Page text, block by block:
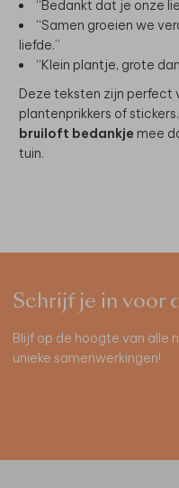
“Bedankt dat je onze
“Samen groeien we
liefde.”
“Klein plantje, grote
Deze teksten zijn perfect
plantenprikkers of
bruiloft bedankje mee
tuin.
Schrijf je in voor
Blijf op de hoogte van alle
unieke samenwerkingen!